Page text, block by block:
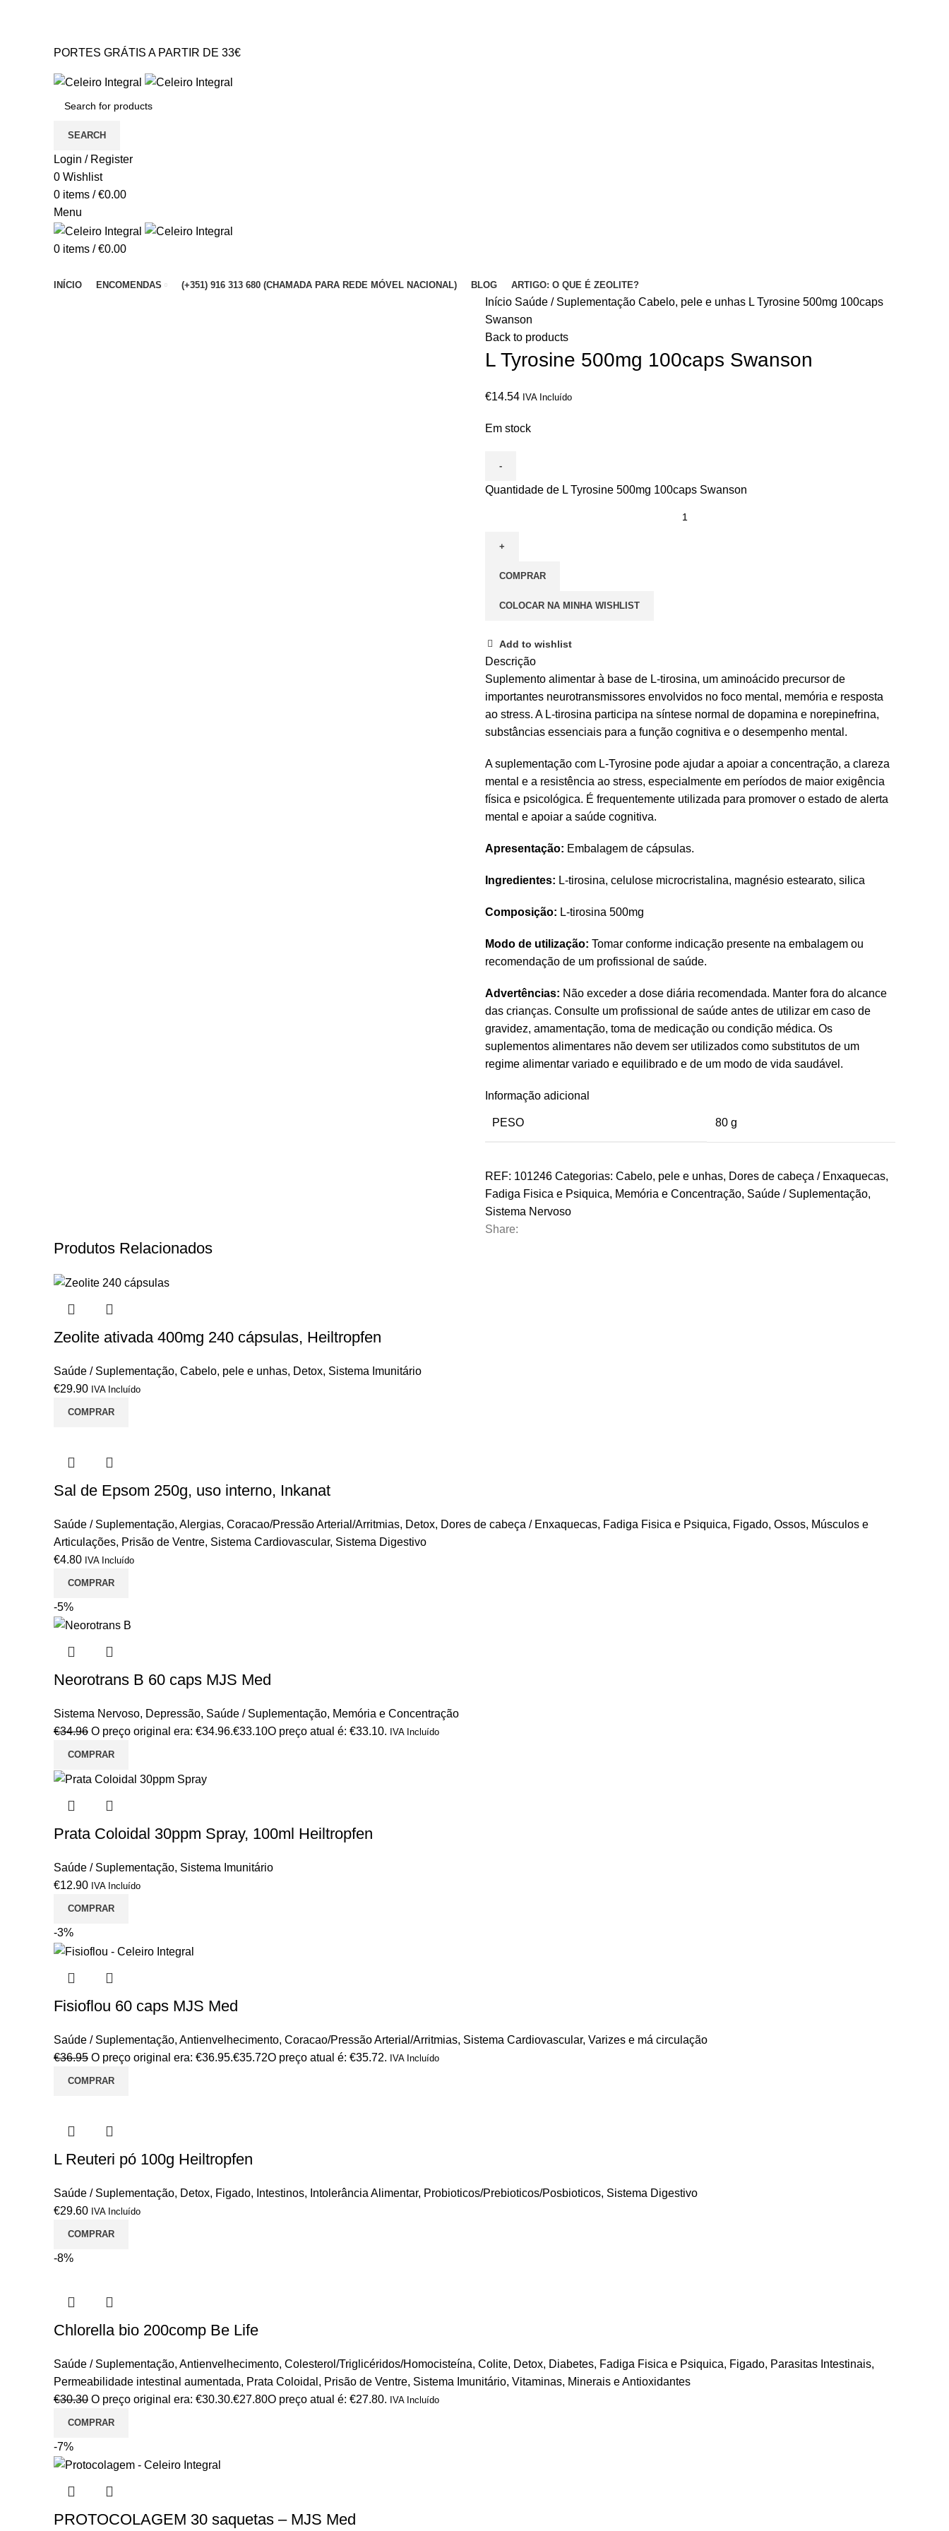
PORTES GRÁTIS A PARTIR DE 33€
SEARCH
Login / Register
0 Wishlist
0 items / €0.00
Menu
0 items / €0.00
INÍCIO ENCOMENDAS (+351) 916 313 680 (CHAMADA PARA REDE MÓVEL NACIONAL) BLOG ARTIGO: O QUE É ZEOLITE?
Início Saúde / Suplementação Cabelo, pele e unhas L Tyrosine 500mg 100caps
Swanson
Back to products
L Tyrosine 500mg 100caps Swanson
€14.54 IVA Incluído
Em stock
Quantidade de L Tyrosine 500mg 100caps Swanson
COMPRAR
COLOCAR NA MINHA WISHLIST
Add to wishlist
Descrição
Suplemento alimentar à base de L-tirosina, um aminoácido precursor de
importantes neurotransmissores envolvidos no foco mental, memória e resposta
ao stress. A L-tirosina participa na síntese normal de dopamina e norepinefrina,
substâncias essenciais para a função cognitiva e o desempenho mental.
A suplementação com L-Tyrosine pode ajudar a apoiar a concentração, a clareza
mental e a resistência ao stress, especialmente em períodos de maior exigência
física e psicológica. É frequentemente utilizada para promover o estado de alerta
mental e apoiar a saúde cognitiva.
Apresentação: Embalagem de cápsulas.
Ingredientes: L-tirosina, celulose microcristalina, magnésio estearato, silica
Composição: L-tirosina 500mg
Modo de utilização: Tomar conforme indicação presente na embalagem ou
recomendação de um profissional de saúde.
Advertências: Não exceder a dose diária recomendada. Manter fora do alcance
das crianças. Consulte um profissional de saúde antes de utilizar em caso de
gravidez, amamentação, toma de medicação ou condição médica. Os
suplementos alimentares não devem ser utilizados como substitutos de um
regime alimentar variado e equilibrado e de um modo de vida saudável.
Informação adicional
PESO 80 g
REF: 101246 Categorias: Cabelo, pele e unhas, Dores de cabeça / Enxaquecas,
Fadiga Fisica e Psiquica, Memória e Concentração, Saúde / Suplementação,
Sistema Nervoso
Share:
Produtos Relacionados
Zeolite ativada 400mg 240 cápsulas, Heiltropfen
Saúde / Suplementação, Cabelo, pele e unhas, Detox, Sistema Imunitário
€29.90 IVA Incluído
COMPRAR
Sal de Epsom 250g, uso interno, Inkanat
Saúde / Suplementação, Alergias, Coracao/Pressão Arterial/Arritmias, Detox, Dores de cabeça / Enxaquecas, Fadiga Fisica e Psiquica, Figado, Ossos, Músculos e
Articulações, Prisão de Ventre, Sistema Cardiovascular, Sistema Digestivo
€4.80 IVA Incluído
COMPRAR
-5%
Neorotrans B 60 caps MJS Med
Sistema Nervoso, Depressão, Saúde / Suplementação, Memória e Concentração
€34.96 O preço original era: €34.96.€33.10O preço atual é: €33.10. IVA Incluído
COMPRAR
Prata Coloidal 30ppm Spray, 100ml Heiltropfen
Saúde / Suplementação, Sistema Imunitário
€12.90 IVA Incluído
COMPRAR
-3%
Fisioflou 60 caps MJS Med
Saúde / Suplementação, Antienvelhecimento, Coracao/Pressão Arterial/Arritmias, Sistema Cardiovascular, Varizes e má circulação
€36.95 O preço original era: €36.95.€35.72O preço atual é: €35.72. IVA Incluído
COMPRAR
L Reuteri pó 100g Heiltropfen
Saúde / Suplementação, Detox, Figado, Intestinos, Intolerância Alimentar, Probioticos/Prebioticos/Posbioticos, Sistema Digestivo
€29.60 IVA Incluído
COMPRAR
-8%
Chlorella bio 200comp Be Life
Saúde / Suplementação, Antienvelhecimento, Colesterol/Triglicéridos/Homocisteína, Colite, Detox, Diabetes, Fadiga Fisica e Psiquica, Figado, Parasitas Intestinais,
Permeabilidade intestinal aumentada, Prata Coloidal , Prisão de Ventre, Sistema Imunitário, Vitaminas, Minerais e Antioxidantes
€30.30 O preço original era: €30.30.€27.80O preço atual é: €27.80. IVA Incluído
COMPRAR
-7%
PROTOCOLAGEM 30 saquetas – MJS Med